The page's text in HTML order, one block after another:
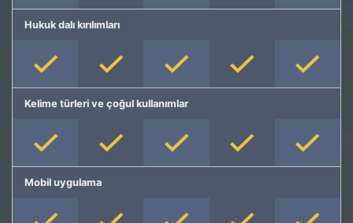
Hukuk dalı kırılımları
Kelime türleri ve çoğul kullanımlar
Mobil uygulama